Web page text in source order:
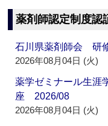
薬剤師認定制度認
石川県薬剤師会 研
2026年08月04日 (火)
薬学ゼミナール生
座 2026/08
2026年08月04日 (火)